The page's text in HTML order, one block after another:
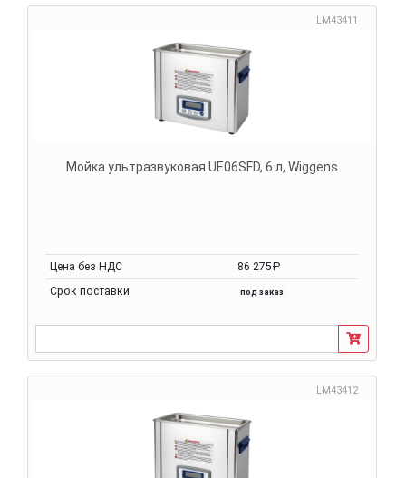
LM43411
Мойка ультразвуковая UE06SFD, 6 л, Wiggens
Цена без НДС
86 275₽
Срок поставки
под заказ
LM43412